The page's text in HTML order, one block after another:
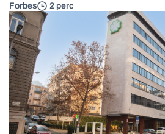
Forbes 2 perc